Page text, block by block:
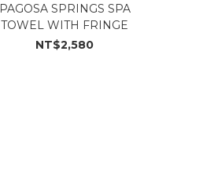
PAGOSA SPRINGS SPA
TOWEL WITH FRINGE
NT$2,580